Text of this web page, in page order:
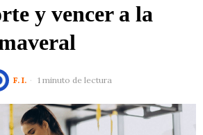
y vencer a la
F. I. 1 minuto de lectura